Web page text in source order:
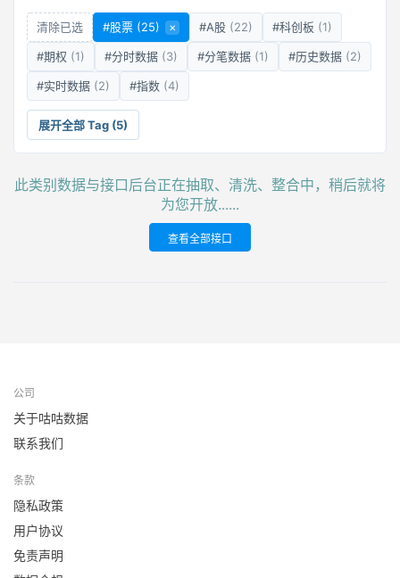
清除已选 #股票 (25) × #A股 (22) #科创板 (1)
#期权 (1) #分时数据 (3) #分笔数据 (1) #历史数据 (2)
#实时数据 (2) #指数 (4)
展开全部 Tag (5)
此类别数据与接口后台正在抽取、清洗、整合中，稍后就将
为您开放......
查看全部接口
公司
关于咕咕数据
联系我们
条款
隐私政策
用户协议
免责声明